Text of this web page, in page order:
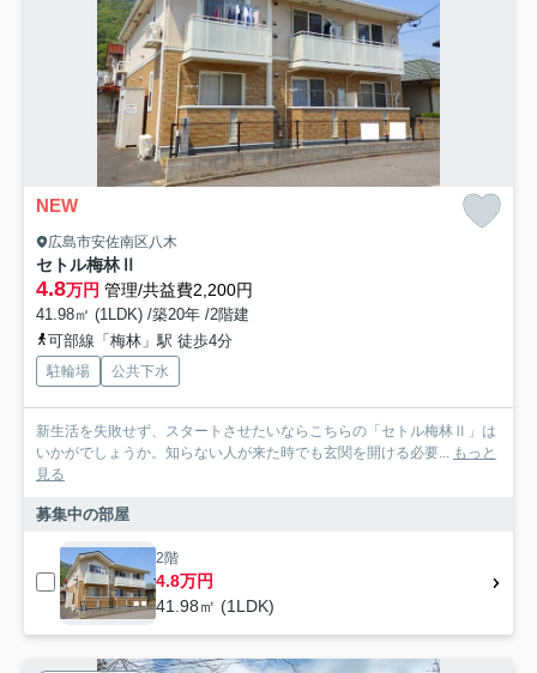
NEW
広島市安佐南区八木
セトル梅林Ⅱ
4.8万円 管理/共益費2,200円
41.98㎡ (1LDK) /築20年 /2階建
可部線「梅林」駅 徒歩4分
駐輪場 公共下水
新生活を失敗せず、スタートさせたいならこちらの「セトル梅林Ⅱ」は
いかがでしょうか。知らない人が来た時でも玄関を開ける必要...
もっと
見る
募集中の部屋
2階
4.8万円
41.98㎡ (1LDK)